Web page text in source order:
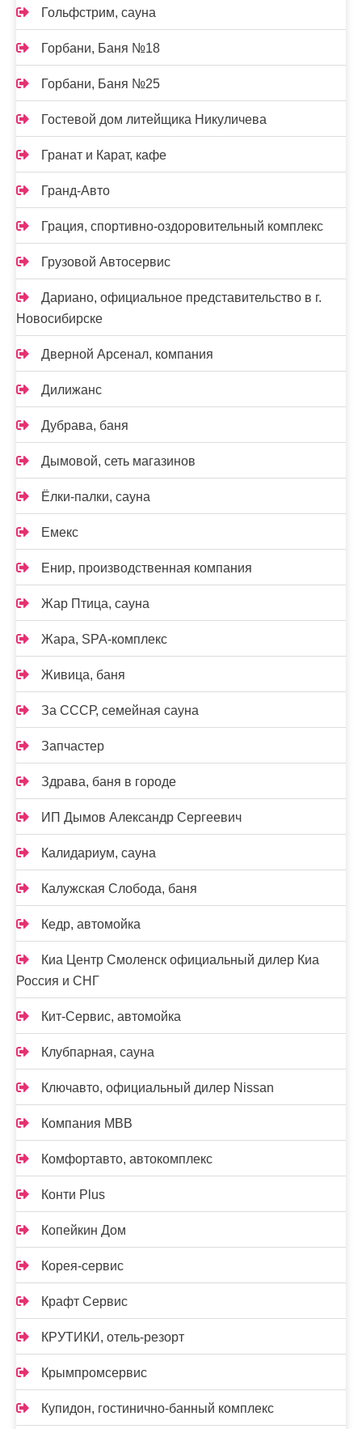
Гольфстрим, сауна
Горбани, Баня №18
Горбани, Баня №25
Гостевой дом литейщика Никуличева
Гранат и Карат, кафе
Гранд-Авто
Грация, спортивно-оздоровительный комплекс
Грузовой Автосервис
Дариано, официальное представительство в г.
Новосибирске
Дверной Арсенал, компания
Дилижанс
Дубрава, баня
Дымовой, сеть магазинов
Ёлки-палки, сауна
Емекс
Енир, производственная компания
Жар Птица, сауна
Жара, SPA-комплекс
Живица, баня
За СССР, семейная сауна
Запчастер
Здрава, баня в городе
ИП Дымов Александр Сергеевич
Калидариум, сауна
Калужская Слобода, баня
Кедр, автомойка
Киа Центр Смоленск официальный дилер Киа
Россия и СНГ
Кит-Сервис, автомойка
Клубпарная, сауна
Ключавто, официальный дилер Nissan
Компания МВВ
Комфортавто, автокомплекс
Конти Plus
Копейкин Дом
Корея-сервис
Крафт Сервис
КРУТИКИ, отель-резорт
Крымпромсервис
Купидон, гостинично-банный комплекс